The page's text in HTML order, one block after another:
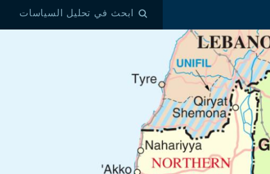
ابحث في تحليل السياسات